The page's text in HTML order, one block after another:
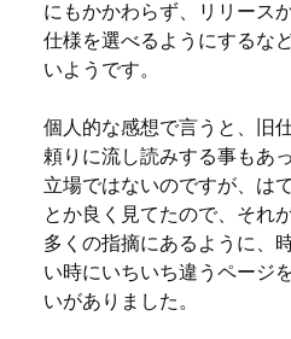
にもかかわらず、リリース
仕様を選べるようにするな
いようです。
個人的な感想で言うと、旧
頼りに流し読みする事もあ
立場ではないのですが、は
とか良く見てたので、それ
多くの指摘にあるように、
い時にいちいち違うページ
いがありました。